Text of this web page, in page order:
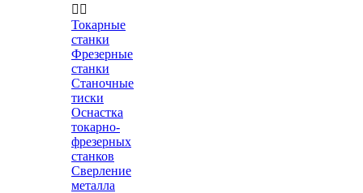
 
Токарные
станки
Фрезерные
станки
Станочные
тиски
Оснастка
токарно-
фрезерных
станков
Сверление
металла